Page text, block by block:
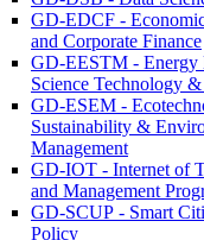
GD-EDCF -
and Corporate Finance
GD-EESTM - Energy
Science Technology
GD-ESEM -
Sustainability &
Management
GD-IOT - Internet of
and Management
GD-SCUP - Smart
Policy